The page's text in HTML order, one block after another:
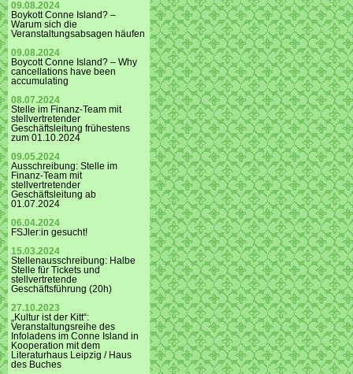
09.08.2024
Boykott Conne Island? –
Warum sich die
Veranstaltungsabsagen häufen
09.08.2024
Boycott Conne Island? – Why
cancellations have been
accumulating
08.07.2024
Stelle im Finanz-Team mit
stellvertretender
Geschäftsleitung frühestens
zum 01.10.2024
09.05.2024
Ausschreibung: Stelle im
Finanz-Team mit
stellvertretender
Geschäftsleitung ab
01.07.2024
06.04.2024
FSJler:in gesucht!
15.03.2024
Stellenausschreibung: Halbe
Stelle für Tickets und
stellvertretende
Geschäftsführung (20h)
27.10.2023
„Kultur ist der Kitt“:
Veranstaltungsreihe des
Infoladens im Conne Island in
Kooperation mit dem
Literaturhaus Leipzig / Haus
des Buches